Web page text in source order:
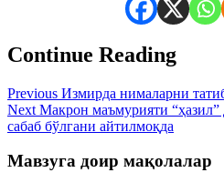
Continue Reading
Previous Измирда нималарни
Next Макрон маъмурияти “ҳазил”
сабаб бўлгани айтилмоқда
Мавзуга доир мақолалар